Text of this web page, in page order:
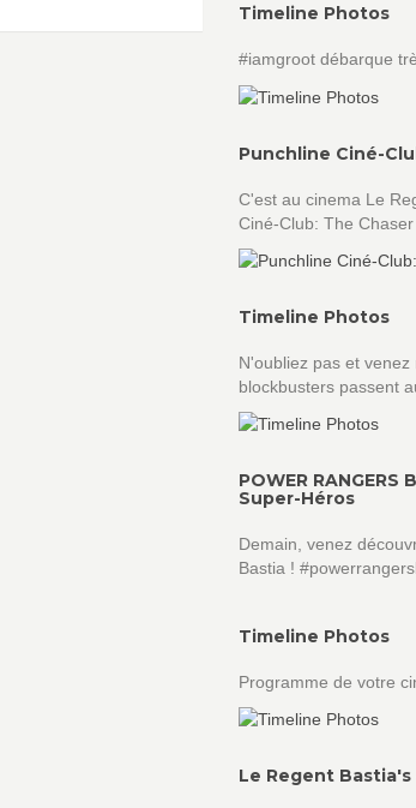
Timeline Photos
#iamgroot débarque
Punchline Ciné-
C'est au cinema Le
Ciné-Club: The
Timeline Photos
N'oubliez pas et
blockbusters passent
POWER
Super-Héros
Demain, venez
Bastia !
Timeline Photos
Programme de votre
Le Regent